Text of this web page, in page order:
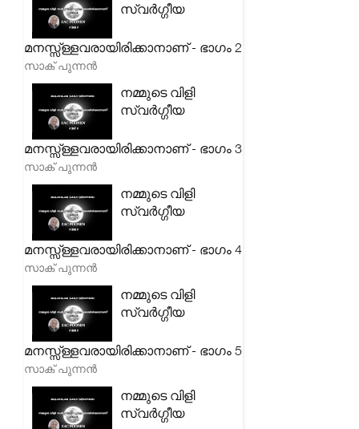
സ്വർഗ്ഗീയ
മനസ്സ്ള്ളവരായിരിക്കാനാണ് - ഭാഗം 2
സാക് പുന്നൻ
നമ്മുടെ വിളി
സ്വർഗ്ഗീയ
മനസ്സ്ള്ളവരായിരിക്കാനാണ് - ഭാഗം 3
സാക് പുന്നൻ
നമ്മുടെ വിളി
സ്വർഗ്ഗീയ
മനസ്സ്ള്ളവരായിരിക്കാനാണ് - ഭാഗം 4
സാക് പുന്നൻ
നമ്മുടെ വിളി
സ്വർഗ്ഗീയ
മനസ്സ്ള്ളവരായിരിക്കാനാണ് - ഭാഗം 5
സാക് പുന്നൻ
നമ്മുടെ വിളി
സ്വർഗ്ഗീയ